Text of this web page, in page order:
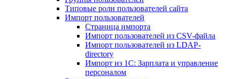
Типовые роли пользователей сайта
Импорт пользователей
Страница импорта
Импорт пользователей из CSV-файла
Импорт пользователей из LDAP-
directory
Импорт из 1С: Зарплата и управление
персоналом